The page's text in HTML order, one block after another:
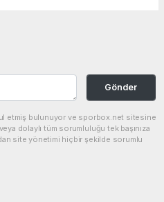
Gönder
etmiş bulunuyor ve sporbox.net sitesine
dolaylı tüm sorumluluğu tek başınıza
site yönetimi hiçbir şekilde sorumlu